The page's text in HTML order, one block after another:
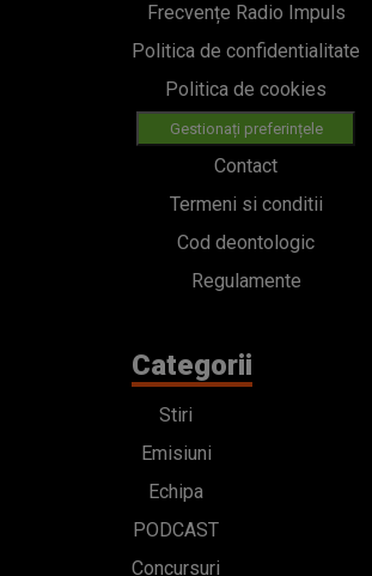
Frecvențe Radio Impuls
Politica de confidentialitate
Politica de cookies
Gestionați preferințele
Contact
Termeni si conditii
Cod deontologic
Regulamente
Categorii
Stiri
Emisiuni
Echipa
PODCAST
Concursuri